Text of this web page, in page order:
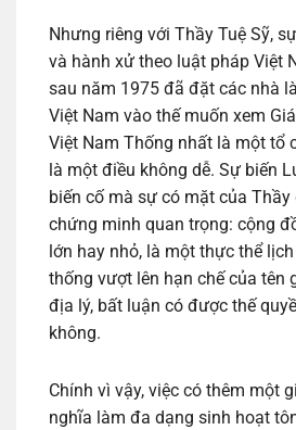
Nhưng riêng với Thầy Tuệ Sỹ,
và hành xử theo luật pháp Việt
sau năm 1975 đã đặt các nhà
Việt Nam vào thế muốn xem
Việt Nam Thống nhất là một tổ
là một điều không dễ. Sự biến
biến cố mà sự có mặt của
chứng minh quan trọng: cộng
lớn hay nhỏ, là một thực thể
thống vượt lên hạn chế của tên
địa lý, bất luận có được thế
không.
Chính vì vậy, việc có thêm một
nghĩa làm đa dạng sinh hoạt